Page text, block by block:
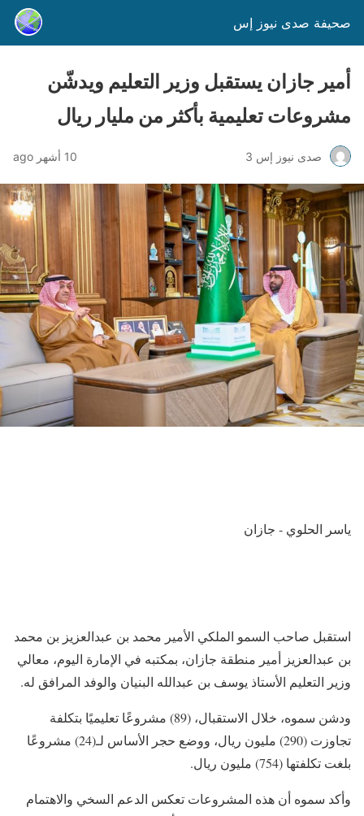
صحيفة صدى نيوز إس
أمير جازان يستقبل وزير التعليم ويدشّن
مشروعات تعليمية بأكثر من مليار ريال
صدى نيوز إس 3 10 أشهر ago
ياسر الحلوي ‐ جازان
استقبل صاحب السمو الملكي الأمير محمد بن عبدالعزيز بن محمد
بن عبدالعزيز أمير منطقة جازان، بمكتبه في الإمارة اليوم، معالي
وزير التعليم الأستاذ يوسف بن عبدالله البنيان والوفد المرافق له.
ودشن سموه، خلال الاستقبال، (89) مشروعًا تعليميًا بتكلفة
تجاوزت (290) مليون ريال، ووضع حجر الأساس لـ(24) مشروعًا
بلغت تكلفتها (754) مليون ريال.
وأكد سموه أن هذه المشروعات تعكس الدعم السخي والاهتمام